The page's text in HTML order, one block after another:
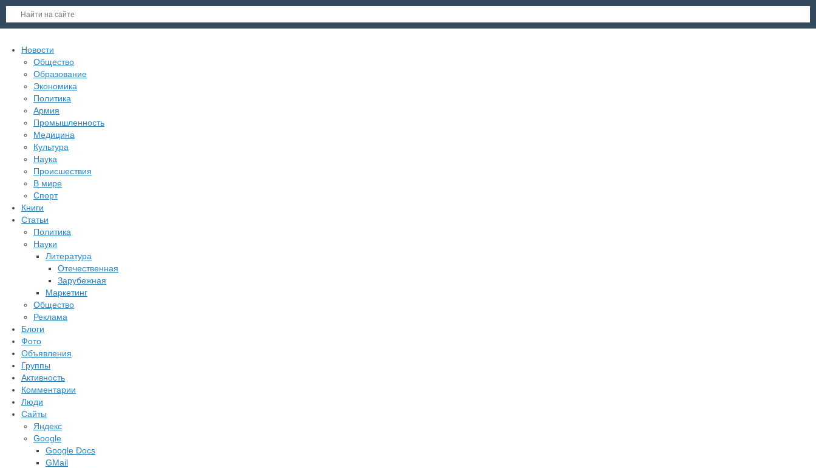
Новости
Общество
Образование
Экономика
Политика
Армия
Промышленность
Медицина
Культура
Наука
Происшествия
В мире
Спорт
Книги
Статьи
Политика
Науки
Литература
Отечественная
Зарубежная
Маркетинг
Общество
Реклама
Блоги
Фото
Объявления
Группы
Активность
Комментарии
Люди
Сайты
Яндекс
Google
Google Docs
GMail